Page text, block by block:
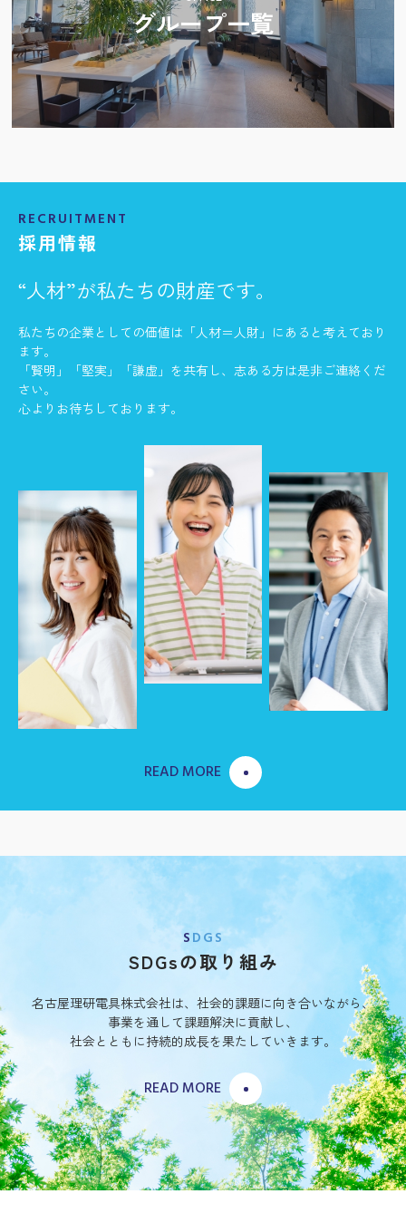
2023.12.04
年末年始休業のお知らせ
2023.12.04
年末年始休業のお知らせ
決算棚卸のお知らせ
年末年始休業のお知らせ
2022.04.07
ゴールデンウィーク休業のお知らせ
2022.03.18
ＳＤＧｓへの取組み
2021.12.24
一般事業主行動計画を策定いたしました
2021.08.18
「令和３年度健康宣言チャレンジ事業所」として認定さ
れました
2016.01.07
女性の活躍を応援しています。
エコ事業所に認定されました
式典に参加致しました
グループ一覧
RECRUITMENT
採用情報
“人材”が私たちの財産です。
私たちの企業としての価値は「人材＝人財」にあると考えており
ます。
「賢明」「堅実」「謙虚」を共有し、志ある方は是非ご連絡くだ
さい。
心よりお待ちしております。
READ MORE
SDGS
SDGsの取り組み
名古屋理研電具株式会社は、社会的課題に向き合いながら、
事業を通して課題解決に貢献し、
社会とともに持続的成⻑を果たしていきます。
READ MORE